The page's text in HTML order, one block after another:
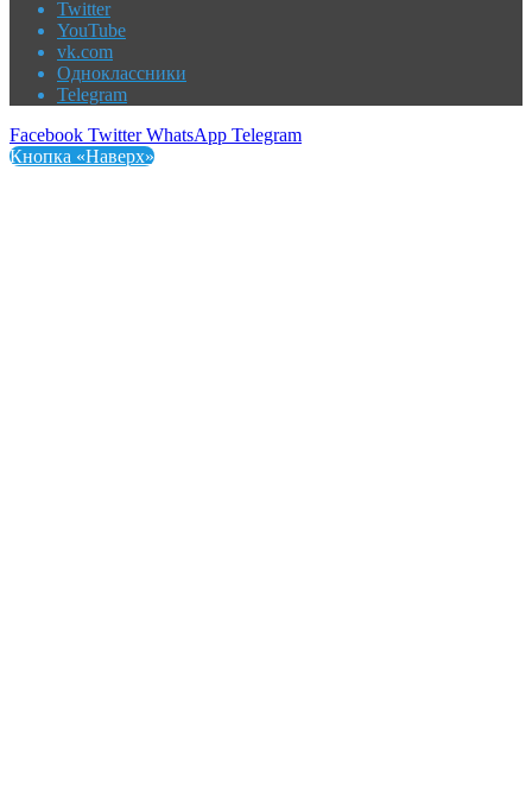
Twitter
YouTube
vk.com
Одноклассники
Telegram
Facebook Twitter WhatsApp Telegram
Кнопка «Наверх»